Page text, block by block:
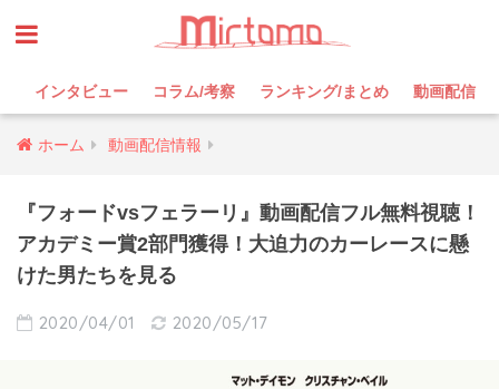
インタビュー コラム/考察 ランキング/まとめ 動画配信
ホーム 動画配信情報
『フォードvsフェラーリ』動画配信フル無料視聴！
アカデミー賞2部門獲得！大迫力のカーレースに懸
けた男たちを見る
2020/04/01 2020/05/17